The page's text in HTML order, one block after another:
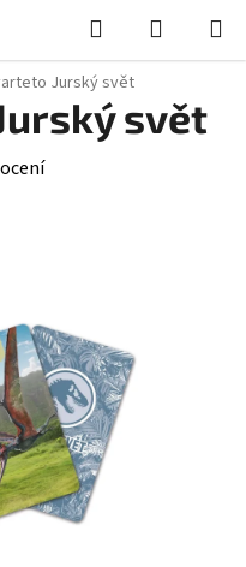
Hledat
KOŠÍK
Jurský svět
svět